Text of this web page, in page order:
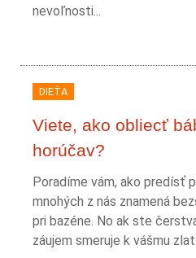
nevoľnosti...
DIEŤA
Viete, ako obliecť
horúčav?
Poradíme vám, ako predísť
mnohých z nás znamená
pri bazéne. No ak ste
záujem smeruje k vášmu